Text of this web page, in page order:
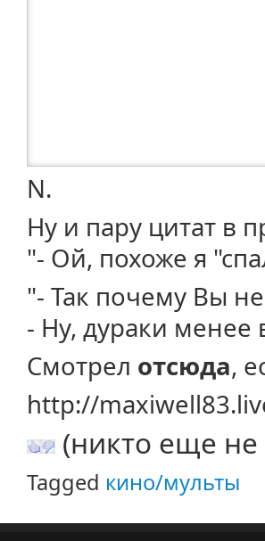
N.
Ну и пару цитат в
"- Ой, похоже я
"- Так почему Вы
- Ну, дураки
Смотрел отсюда,
http://
(никто еще не
Tagged кино/мульты